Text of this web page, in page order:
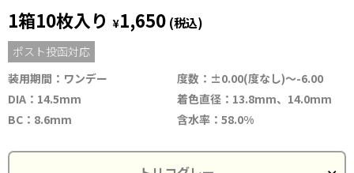
1箱10枚入り ¥1,650 (税込)
ポスト投函対応
装用期間：ワンデー
度数：±0.00(度なし)～-6.00
DIA：14.5mm
着色直径：13.8mm、14.0mm
BC：8.6mm
含水率：58.0%